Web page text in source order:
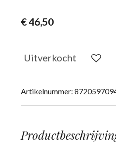
€ 46,50
Uitverkocht
Artikelnummer: